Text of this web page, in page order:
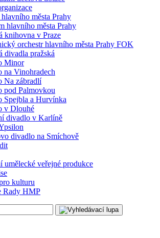
města Prahy
hlavního města Prahy
knihovna v Praze
orchestr hlavního města Prahy FOK
divadla pražská
Minor
na Vinohradech
Na zábradlí
pod Palmovkou
Spejbla a Hurvínka
v Dlouhé
divadlo v Karlíně
divadlo na Smíchově
umělecké veřejné produkce
kulturu
Rady HMP